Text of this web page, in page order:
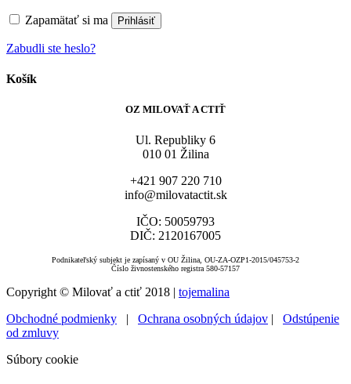
Zapamätať si ma Prihlásiť
Zabudli ste heslo?
Košík
OZ MILOVAŤ A CTIŤ
Ul. Republiky 6
010 01 Žilina
+421 907 220 710
info@milovatactit.sk
IČO: 50059793
DIČ: 2120167005
Podnikateľský subjekt je zapísaný v OU Žilina, OU-ZA-OZP1-2015/045753-2
Číslo živnostenského registra 580-57157
Copyright © Milovať a ctiť 2018 | tojemalina
Obchodné podmienky | Ochrana osobných údajov | Odstúpenie
od zmluvy
Súbory cookie